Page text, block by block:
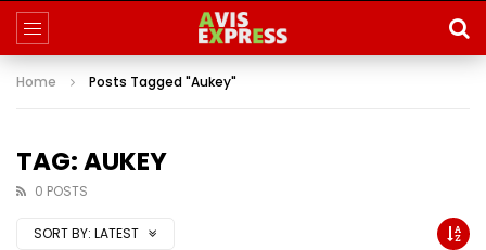
Home Posts Tagged "Aukey"
TAG: AUKEY
0 POSTS
SORT BY: LATEST